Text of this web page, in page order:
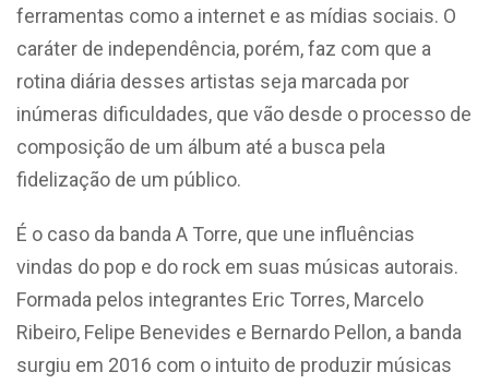
ferramentas como a internet e as mídias sociais. O
caráter de independência, porém, faz com que a
rotina diária desses artistas seja marcada por
inúmeras dificuldades, que vão desde o processo de
composição de um álbum até a busca pela
fidelização de um público.
É o caso da banda A Torre, que une influências
vindas do pop e do rock em suas músicas autorais.
Formada pelos integrantes Eric Torres, Marcelo
Ribeiro, Felipe Benevides e Bernardo Pellon, a banda
surgiu em 2016 com o intuito de produzir músicas